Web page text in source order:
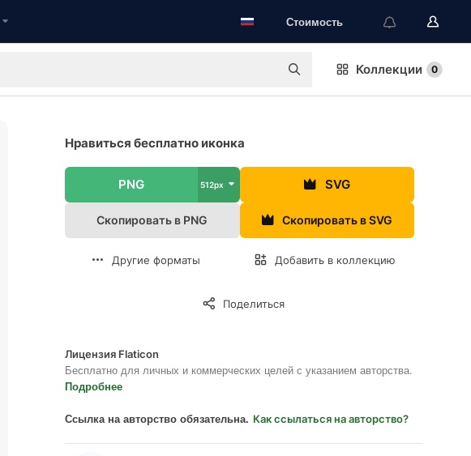
Стоимость
Коллекции 0
Нравиться бесплатно иконка
PNG 512px SVG
Скопировать в PNG Скопировать в SVG
Другие форматы Добавить в коллекцию
Поделиться
Лицензия Flaticon
Бесплатно для личных и коммерческих целей с указанием авторства.
Подробнее
Ссылка на авторство обязательна. Как ссылаться на авторство?